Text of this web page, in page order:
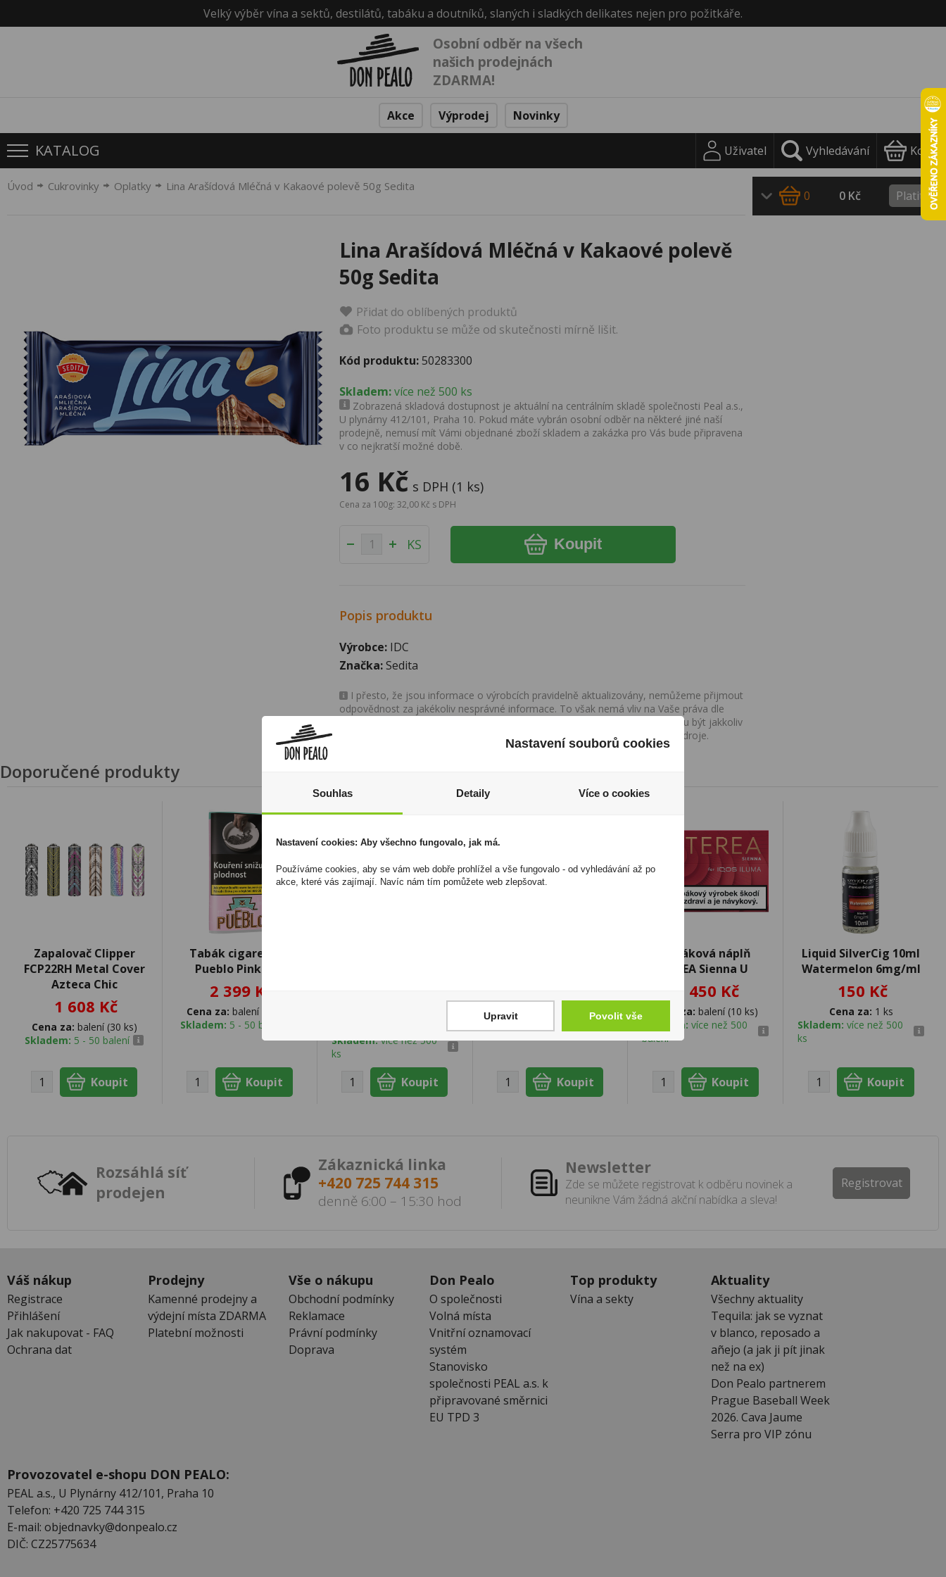
Velký výběr vína a sektů, destilátů, tabáku a doutníků, slaných i sladkých delikates nejen pro požitkáře.
Osobní odběr na všech
našich prodejnách
ZDARMA!
Akce Výprodej Novinky
KATALOG Uživatel Vyhledávání Košík
Úvod Cukrovinky Oplatky Lina Arašídová Mléčná v Kakaové polevě 50g Sedita
Lina Arašídová Mléčná v Kakaové polevě
50g Sedita
Přidat do oblíbených produktů
Foto produktu se může od skutečnosti mírně lišit.
Kód produktu:50283300
Skladem:více než 500 ks
Zobrazená skladová dostupnost je aktuální na centrálním skladě společnosti Peal a.s.,
U plynárny 412/101, Praha 10. Pokud máte vybrán osobní odběr na některé jiné naší
prodejně, nemusí mít Vámi objednané zboží skladem a zakázka pro Vás bude připravena
v co nejkratší možné době.
16 Kč s DPH (1 ks)
Cena za 100g: 32,00 Kč s DPH
KS Koupit
Popis produktu
Výrobce: IDC
Značka:Sedita
I přesto, že jsou informace o výrobcích pravidelně aktualizovány, nemůžeme přijmout
odpovědnost za jakékoliv nesprávné informace. To však nemá vliv na Vaše práva dle
zákona. Tyto informace jsou podávány pouze pro osobní použití a nemohou být jakkoliv
kopírovány bez předchozího souhlasu DonPealo ani bez řádného uvedení zdroje.
0 0 Kč Platit
Doporučené produkty
Zapalovač Clipper
FCP22RH Metal Cover
Azteca Chic
1 608 Kč
Cena za: balení (30 ks)
Skladem: 5 - 50 balení
Tabák cigaretový
Pueblo Pink 30g
2 399 Kč
Cena za: balení (10 ks)
Skladem: 5 - 50 balení
Skladem:více než 500
ks
Tabáková náplň
TEREA Sienna U
1 450 Kč
Cena za: balení (10 ks)
Skladem:více než 500
balení
Liquid SilverCig 10ml
Watermelon 6mg/ml
150 Kč
Cena za: 1 ks
Skladem: více než 500
ks
Rozsáhlá síť
prodejen
Zákaznická linka
+420 725 744 315
denně 6:00 – 15:30 hod
Newsletter
Zde se můžete registrovat k odběru novinek a
neunikne Vám žádná akční nabídka a sleva!
Registrovat
Váš nákup
Registrace
Přihlášení
Jak nakupovat - FAQ
Ochrana dat
Prodejny
Kamenné prodejny a
výdejní místa ZDARMA
Platební možnosti
Vše o nákupu
Obchodní podmínky
Reklamace
Právní podmínky
Doprava
Don Pealo
O společnosti
Volná místa
Vnitřní oznamovací
systém
Stanovisko
společnosti PEAL a.s. k
připravované směrnici
EU TPD 3
Top produkty
Vína a sekty
Aktuality
Všechny aktuality
Tequila: jak se vyznat
v blanco, reposado a
añejo (a jak ji pít jinak
než na ex)
Don Pealo partnerem
Prague Baseball Week
2026. Cava Jaume
Serra pro VIP zónu
Provozovatel e-shopu DON PEALO:
PEAL a.s., U Plynárny 412/101, Praha 10
Telefon: +420 725 744 315
E-mail: objednavky@donpealo.cz
DIČ: CZ25775634
Nastavení souborů cookies
Souhlas Detaily Více o cookies
Nastavení cookies: Aby všechno fungovalo, jak má.
Používáme cookies, aby se vám web dobře prohlížel a vše fungovalo - od vyhledávání až po
akce, které vás zajímají. Navíc nám tím pomůžete web zlepšovat.
Upravit Povolit vše